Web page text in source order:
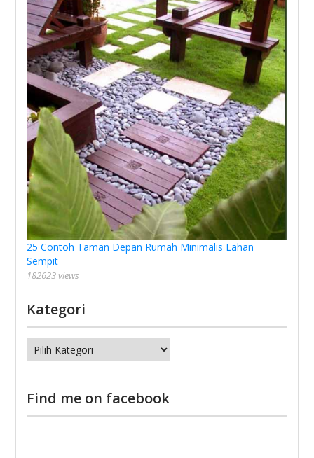
25 Contoh Taman Depan Rumah Minimalis Lahan
Sempit
182623 views
Kategori
Kategori
Find me on facebook